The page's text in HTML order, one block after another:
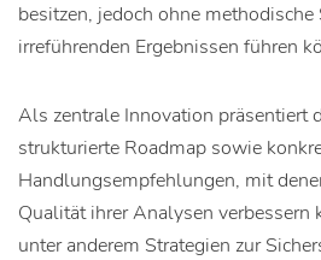
besitzen, jedoch ohne methodische
irreführenden Ergebnissen führen
Als zentrale Innovation präsentiert
strukturierte Roadmap sowie
Handlungsempfehlungen, mit
Qualität ihrer Analysen verbessern
unter anderem Strategien zur